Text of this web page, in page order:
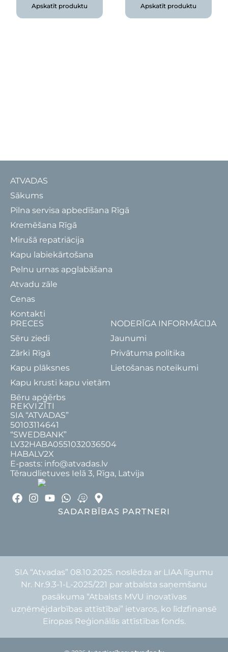
Apskatīt produktu Apskatīt produktu
ATVADAS
Sākums
Pilna servisa apbedīšana Rīgā
Kremēšana Rīgā
Mirušā repatriācija
Kapu labiekārtošana
Pelnu urnas apglabāšana
Atvadu zāle
Cenas
Kontakti
PRECES
Sēru ziedi
Zārki Rīgā
Kapu plāksnes
Kapu krusti kapu vietām
Bēru apģērbs
NODERĪGA INFORMĀCIJA
Jaunumi
Privātuma politika
Lietošanas noteikumi
REKVIZĪTI
SIA “ATVADAS”
50103114641
“SWEDBANK”
LV32HABA0551032036504
HABALV2X
E-pasts: info@atvadas.lv
Tēraudlietuves Ielā 3, Rīga, Latvija
SADARBĪBAS PARTNERI
SIA “Atvadas” 08.10.2025. noslēdza ar LIAA līgumu
Nr. Nr.9.3-1-L-2025/221 par atbalsta saņemšanu
pasākuma “Atbalsts MVU inovatīvas
uzņēmējdarbības attīstībai” ietvaros, ko līdzfinansē
Eiropas Reģionālās attīstības fonds.